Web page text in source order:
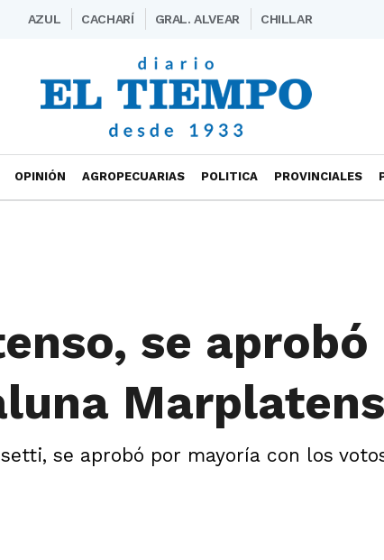
AZUL CACHARÍ GRAL. ALVEAR CHILLAR
OPINIÓN AGROPECUARIAS POLITICA PROVINCIALES
se aprobó
se aprobó por mayoría con los